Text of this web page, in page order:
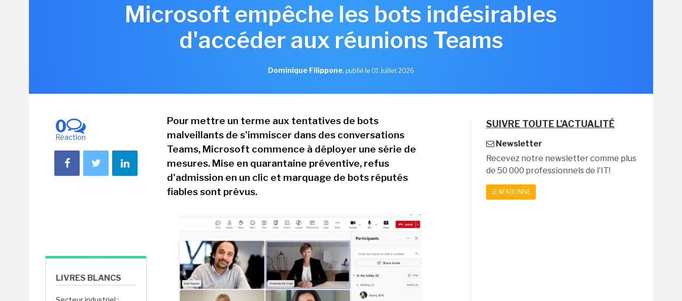
Microsoft empêche les bots indésirables
d'accéder aux réunions Teams
Dominique Filippone, publié le 01 Juillet 2026
0
Réaction
LIVRES BLANCS
Pour mettre un terme aux tentatives de bots
malveillants de s'immiscer dans des conversations
Teams, Microsoft commence à déployer une série de
mesures. Mise en quarantaine préventive, refus
d'admission en un clic et marquage de bots réputés
fiables sont prévus.
SUIVRE TOUTE L'ACTUALITÉ
Newsletter
Recevez notre newsletter comme plus
de 50 000 professionnels de l'IT!
JE M'ABONNE